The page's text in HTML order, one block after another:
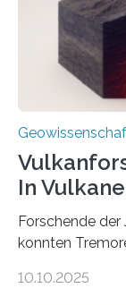
über den
In
Forschende
konnten
Vulkan? Was
10.10.2025